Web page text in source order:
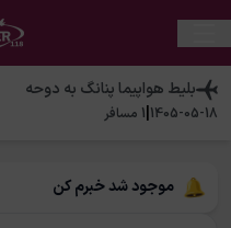
بلیط هواپیماپنانگ به دوحه
1405-05-18
|
1 مسافر
موجود شد خبرم کن